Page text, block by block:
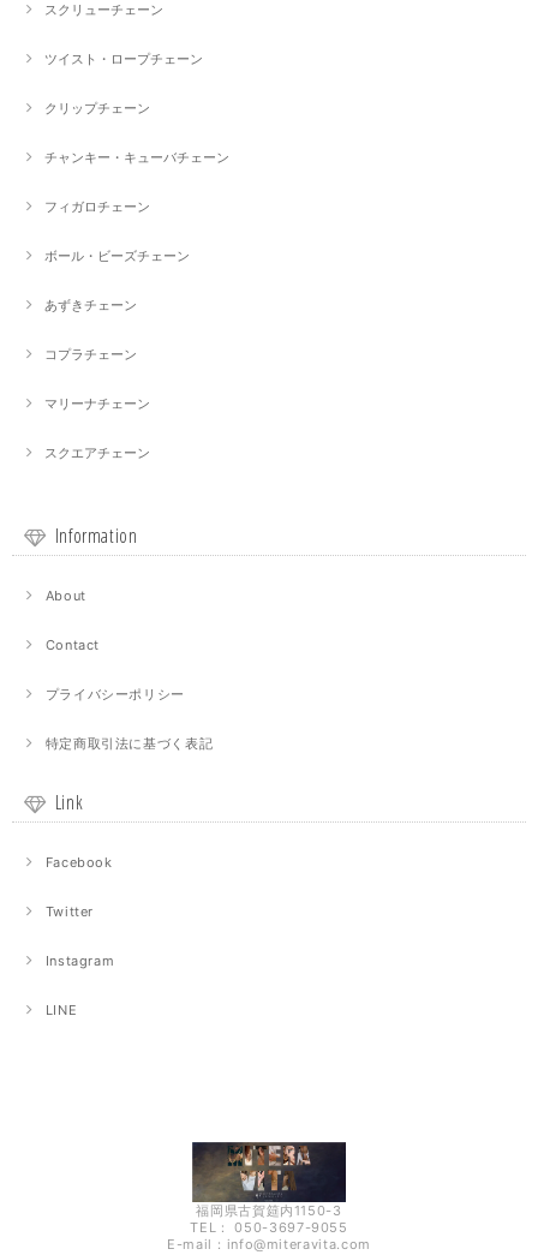
スクリューチェーン
ツイスト・ロープチェーン
クリップチェーン
チャンキー・キューバチェーン
フィガロチェーン
ボール・ビーズチェーン
あずきチェーン
コプラチェーン
マリーナチェーン
スクエアチェーン
Information
About
Contact
プライバシーポリシー
特定商取引法に基づく表記
Link
Facebook
Twitter
Instagram
LINE
福岡県古賀筵内1150-3
TEL： 050-3697-9055
E-mail： info@miteravita.com